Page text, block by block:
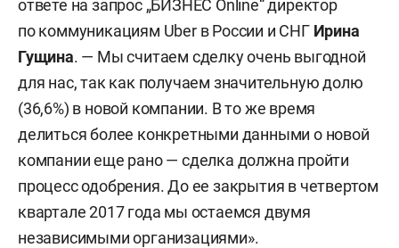
ответе на запрос „БИЗНЕС Online“ директор
по коммуникациям Uber в России и СНГ Ирина
Гущина. — Мы считаем сделку очень выгодной
для нас, так как получаем значительную долю
(36,6%) в новой компании. В то же время
делиться более конкретными данными о новой
компании еще рано — сделка должна пройти
процесс одобрения. До ее закрытия в четвертом
квартале 2017 года мы остаемся двумя
независимыми организациями».